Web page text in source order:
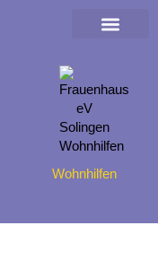
Wohnhilfen